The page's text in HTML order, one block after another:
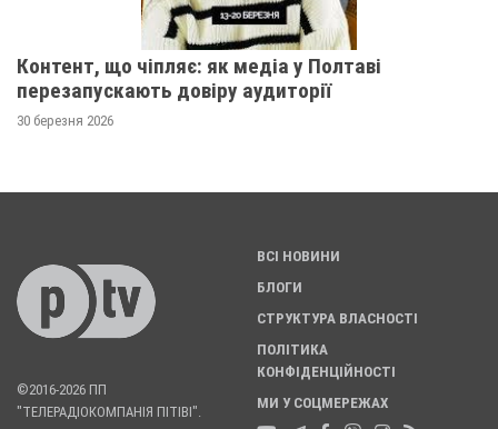
Контент, що чіпляє: як медіа у Полтаві
перезапускають довіру аудиторії
30 березня 2026
©2016-2026 ПП
"ТЕЛЕРАДІОКОМПАНІЯ ПІТІВІ".
ВСІ НОВИНИ
БЛОГИ
СТРУКТУРА ВЛАСНОСТІ
ПОЛІТИКА
КОНФІДЕНЦІЙНОСТІ
МИ У СОЦМЕРЕЖАХ